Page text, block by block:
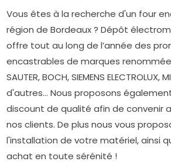
Vous êtes à la recherche d'un four
région de Bordeaux ? Dépôt
offre tout au long de l’année des
encastrables de marques
SAUTER, BOCH, SIEMENS ELECTROLUX,
d'autres… Nous proposons
discount de qualité afin de convenir
nos clients. De plus nous vous
l'installation de votre matériel, ainsi
achat en toute sérénité !